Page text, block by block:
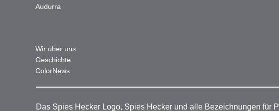
Audurra
Wir über uns
Geschichte
ColorNews
Das Spies Hecker Logo, Spies Hecker und alle Bezeichnungen für